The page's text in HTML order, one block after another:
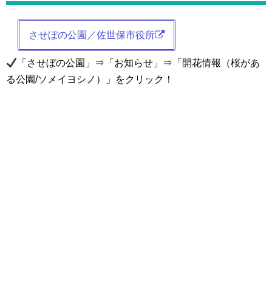
させぼの公園／佐世保市役所
「させぼの公園」⇒「お知らせ」⇒「開花情報（桜があ
る公園/ソメイヨシノ）」をクリック！